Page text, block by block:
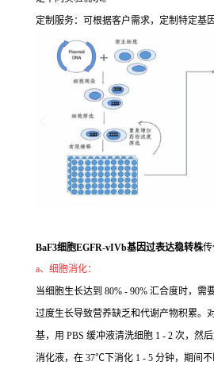
定制服务：可根据客户需求，定制特定基
BaF3细胞EGFR-vIVb基因过表达稳转株
a、细胞消化：
当细胞生长达到 80% - 90% 汇合度时，需
过度生长导致营养缺乏和代谢产物积累。
基，用 PBS 缓冲液清洗细胞 1 - 2 次，然
消化液，在 37℃下消化 1 - 5 分钟，期间